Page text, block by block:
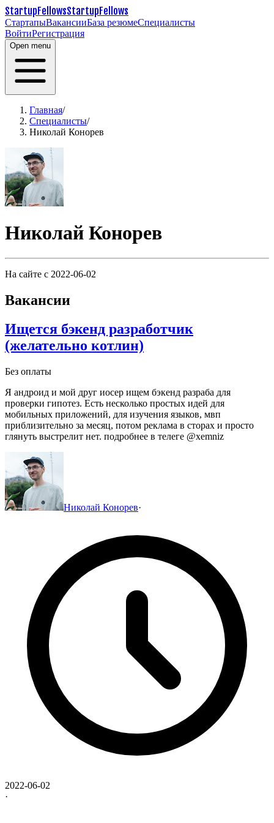
StartupFellowsStartupFellows
СтартапыВакансииБаза резюмеСпециалисты
ВойтиРегистрация
Open menu
Главная/
Специалисты/
Николай Конорев
Николай Конорев
На сайте с 2022-06-02
Вакансии
Ищется бэкенд разработчик
(желательно котлин)
Без оплаты
Я андроид и мой друг иосер ищем бэкенд разраба для
проверки гипотез. Есть несколько простых идей для
мобильных приложений, для изучения языков, мвп
приблизительно за месяц, потом реклама в сторах и просто
глянуть выстрелит нет. подробнее в телеге @xemniz
Николай Конорев·
2022-06-02
·